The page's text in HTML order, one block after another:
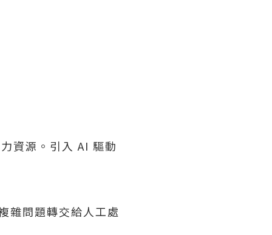
資源。引入 AI 驅動
雜問題轉交給人工處